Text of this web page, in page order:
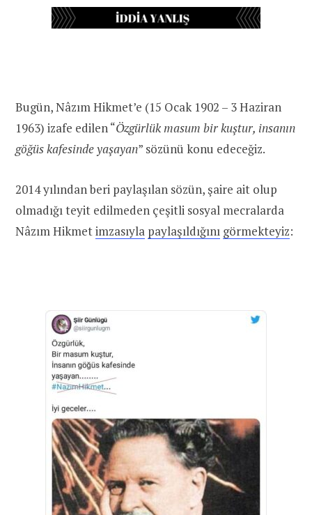
Bugün, Nâzım Hikmet’e (15 Ocak 1902 – 3 Haziran
1963) izafe edilen “Özgürlük masum bir kuştur, insanın
göğüs kafesinde yaşayan” sözünü konu edeceğiz.
2014 yılından beri paylaşılan sözün, şaire ait olup
olmadığı teyit edilmeden çeşitli sosyal mecralarda
Nâzım Hikmetimzasıyla paylaşıldığını görmekteyiz: